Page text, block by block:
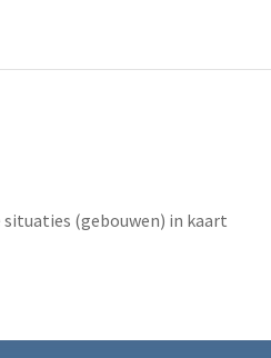
situaties (gebouwen) in kaart